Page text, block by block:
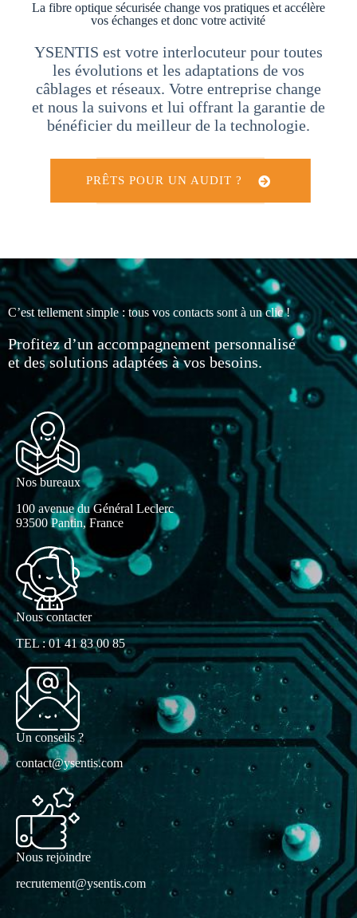
La fibre optique sécurisée change vos pratiques et accélère
vos échanges et donc votre activité
YSENTIS est votre interlocuteur pour toutes
les évolutions et les adaptations de vos
câblages et réseaux. Votre entreprise change
et nous la suivons et lui offrant la garantie de
bénéficier du meilleur de la technologie.
PRÊTS POUR UN AUDIT ?
C’est tellement simple : tous vos contacts sont à un clic !
Profitez d’un accompagnement personnalisé
et des solutions adaptées à vos besoins.
Nos bureaux
100 avenue du Général Leclerc
93500 Pantin, France
Nous contacter
TEL : 01 41 83 00 85
Un conseils ?
contact@ysentis.com
Nous rejoindre
recrutement@ysentis.com